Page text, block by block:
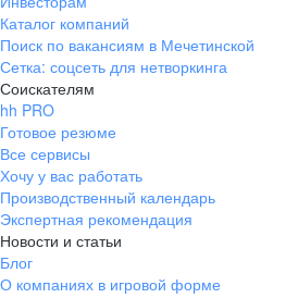
Каталог компаний
Поиск по вакансиям в Мечетинской
Сетка: соцсеть для нетворкинга
Соискателям
hh PRO
Готовое резюме
Все сервисы
Хочу у вас работать
Производственный календарь
Экспертная рекомендация
Новости и статьи
Блог
О компаниях в игровой форме